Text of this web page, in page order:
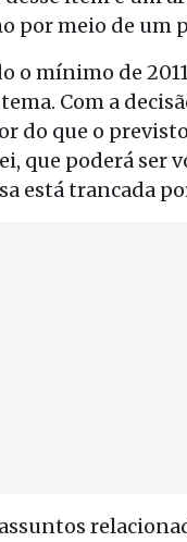
por meio de um
mínimo de
Com a
do que o
que poderá ser
está trancada